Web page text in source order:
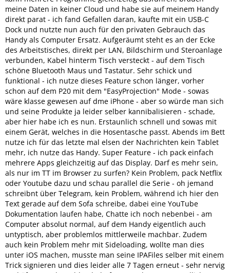
meine Daten in keiner Cloud und habe sie auf meinem Handy
direkt parat - ich fand Gefallen daran, kaufte mit ein USB-C
Dock und nutzte nun auch für den privaten Gebrauch das
Handy als Computer Ersatz. Aufgeräumt steht es an der Ecke
des Arbeitstisches, direkt per LAN, Bildschirm und Steroanlage
verbunden, Kabel hinterm Tisch versteckt - auf dem Tisch
schöne Bluetooth Maus und Tastatur. Sehr schick und
funktional - ich nutze dieses Feature schon länger, vorher
schon auf dem P20 mit dem "EasyProjection" Mode - sowas
wäre klasse gewesen auf dme iPhone - aber so würde man sich
und seine Produkte ja leider selber kannibalisieren - schade,
aber hier habe ich es nun. Erstaunlich schnell und sowas mit
einem Gerät, welches in die Hosentasche passt. Abends im Bett
nutze ich für das letzte mal elsen der Nachrichten kein Tablet
mehr, ich nutze das Handy. Super Feature - ich pack einfach
mehrere Apps gleichzeitig auf das Display. Darf es mehr sein,
als nur im TT im Browser zu surfen? Kein Problem, pack Netflix
oder Youtube dazu und schau parallel die Serie - oh jemand
schreibnt über Telegram, kein Problem, während ich hier den
Text gerade auf dem Sofa schreibe, dabei eine YouTube
Dokumentation laufen habe, Chatte ich noch nebenbei - am
Computer absolut normal, auf dem Handy eigentlich auch
untyptisch, aber problemlos mittlerweile machbar. Zudem
auch kein Problem mehr mit Sideloading, wollte man dies
unter iOS machen, musste man seine IPAFiles selber mit einem
Trick signieren und dies leider alle 7 Tagen erneut - sehr nervig